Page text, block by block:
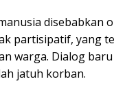
disebabkan
partisipatif, yang
warga. Dialog
jatuh korban.